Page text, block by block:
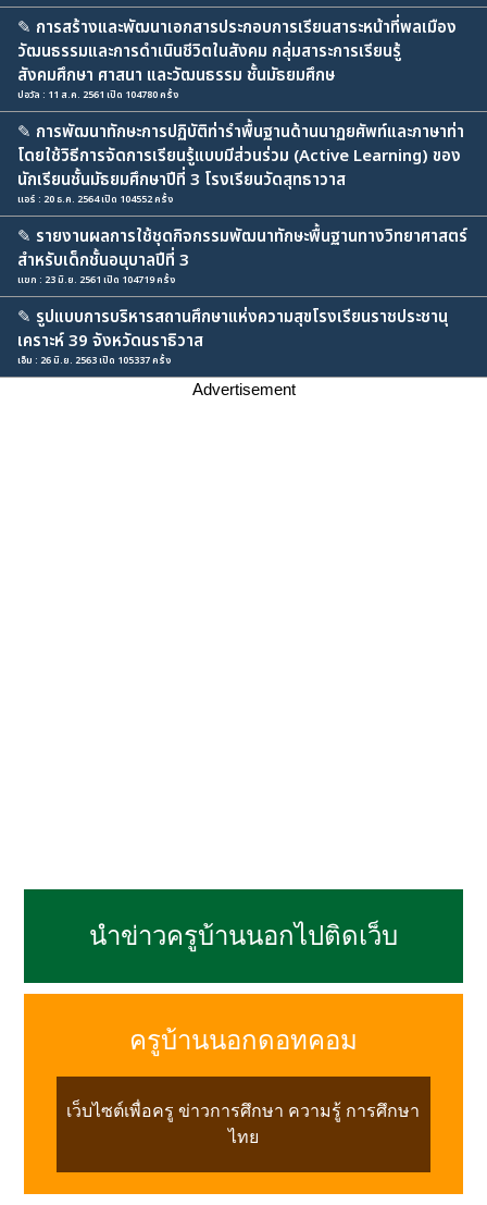
✎ การสร้างและพัฒนาเอกสารประกอบการเรียนสาระหน้าที่พลเมือง
วัฒนธรรมและการดำเนินชีวิตในสังคม กลุ่มสาระการเรียนรู้
สังคมศึกษา ศาสนา และวัฒนธรรม ชั้นมัธยมศึกษ
ปอวัล : 11 ส.ค. 2561 เปิด 104780 ครั้ง
✎ การพัฒนาทักษะการปฏิบัติท่ารำพื้นฐานด้านนาฏยศัพท์และภาษาท่า
โดยใช้วิธีการจัดการเรียนรู้แบบมีส่วนร่วม (Active Learning) ของ
นักเรียนชั้นมัธยมศึกษาปีที่ 3 โรงเรียนวัดสุทธาวาส
แอร์ : 20 ธ.ค. 2564 เปิด 104552 ครั้ง
✎ รายงานผลการใช้ชุดกิจกรรมพัฒนาทักษะพื้นฐานทางวิทยาศาสตร์
สำหรับเด็กชั้นอนุบาลปีที่ 3
แขก : 23 มิ.ย. 2561 เปิด 104719 ครั้ง
✎ รูปแบบการบริหารสถานศึกษาแห่งความสุขโรงเรียนราชประชานุ
เคราะห์ 39 จังหวัดนราธิวาส
เอ็ม : 26 มิ.ย. 2563 เปิด 105337 ครั้ง
Advertisement
นำข่าวครูบ้านนอกไปติดเว็บ
ครูบ้านนอกดอทคอม
เว็บไซต์เพื่อครู ข่าวการศึกษา ความรู้ การศึกษา
ไทย